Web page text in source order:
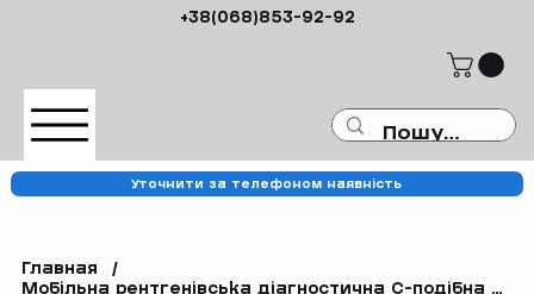
+38(068)853-92-92
Главная
/
Мобільна рентгенівська діагностична С-подібна система SG HealthCare GARION +
Уточнити за телефоном наявність